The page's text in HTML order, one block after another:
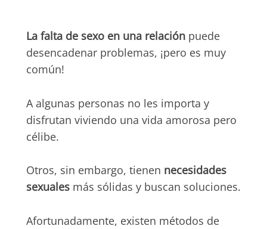
La falta de sexo en una relaciónpuede
desencadenar problemas, ¡pero es muy
común!
A algunas personas no les importa y
disfrutan viviendo una vida amorosa pero
célibe.
Otros, sin embargo, tienen necesidades
sexualesmás sólidas y buscan soluciones.
Afortunadamente, existen métodos de